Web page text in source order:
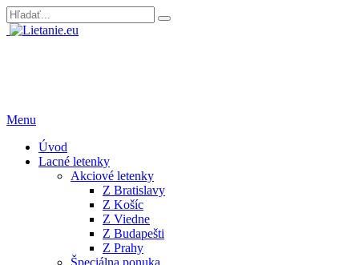
Menu
Úvod
Lacné letenky
Akciové letenky
Z Bratislavy
Z Košíc
Z Viedne
Z Budapešti
Z Prahy
Špeciálna ponuka